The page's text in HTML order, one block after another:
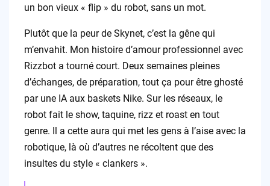
un bon vieux « flip » du robot, sans un mot.
Plutôt que la peur de Skynet, c’est la gêne qui
m’envahit. Mon histoire d’amour professionnel avec
Rizzbot a tourné court. Deux semaines pleines
d’échanges, de préparation, tout ça pour être ghosté
par une IA aux baskets Nike. Sur les réseaux, le
robot fait le show, taquine, rizz et roast en tout
genre. Il a cette aura qui met les gens à l’aise avec la
robotique, là où d’autres ne récoltent que des
insultes du style « clankers ».